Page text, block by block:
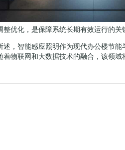
整优化，是保障系统长期有效运行的关
述，智能感应照明作为现代办公楼节
着物联网和大数据技术的融合，该领域